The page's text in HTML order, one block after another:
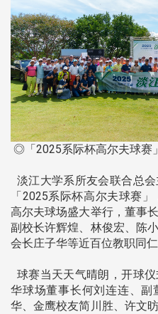
◎「2025系际杯高尔夫球赛
淡江大学系所友会联合总
「2025系际杯高尔夫球赛
高尔夫球场盛大举行，董事
副校长许辉煌、林俊宏、陈
会长庄子华等近百位教职同仁
球赛当天天气晴朗，开球
华球场董事长何刘连连、副
华、金鹰校友简川胜、许文